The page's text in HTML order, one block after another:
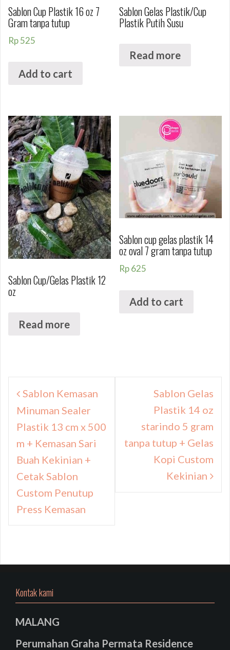
Sablon Cup Plastik 16 oz 7
Gram tanpa tutup
Rp525
Add to cart
Sablon Gelas Plastik/Cup
Plastik Putih Susu
Read more
Sablon Cup/Gelas Plastik 12
oz
Read more
Sablon cup gelas plastik 14
oz oval 7 gram tanpa tutup
Rp625
Add to cart
Navigasi
pos
Sablon Kemasan
Minuman Sealer
Plastik 13 cm x 500
m + Kemasan Sari
Buah Kekinian +
Cetak Sablon
Custom Penutup
Press Kemasan
Sablon Gelas
Plastik 14 oz
starindo 5 gram
tanpa tutup + Gelas
Kopi Custom
Kekinian
Kontak kami
MALANG
Perumahan Graha Permata Residence